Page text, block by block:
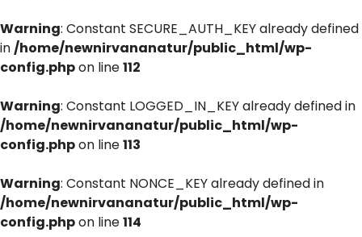
Warning: Constant SECURE_AUTH_KEY already defined
in/home/newnirvananatur/public_html/wp-
config.phpon line112
Warning: Constant LOGGED_IN_KEY already defined in
/home/newnirvananatur/public_html/wp-
config.phpon line113
Warning: Constant NONCE_KEY already defined in
/home/newnirvananatur/public_html/wp-
config.phpon line114